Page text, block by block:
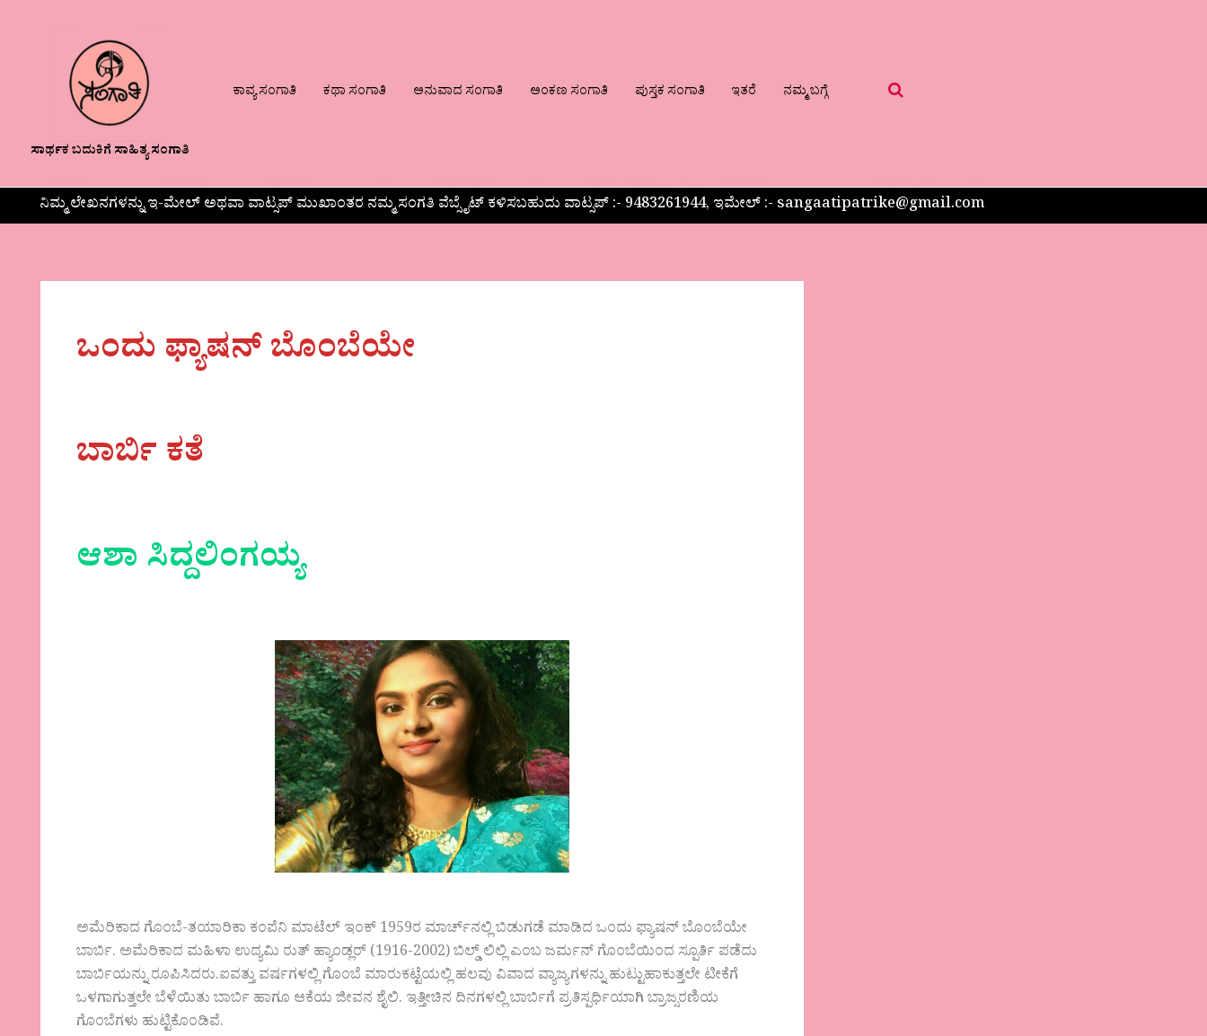
ಸಾರ್ಥಕ ಬದುಕಿಗೆ ಸಾಹಿತ್ಯ ಸಂಗಾತಿ
ಕಾವ್ಯ ಸಂಗಾತಿ ಕಥಾ ಸಂಗಾತಿ ಅನುವಾದ ಸಂಗಾತಿ ಅಂಕಣ ಸಂಗಾತಿ ಪುಸ್ತಕ ಸಂಗಾತಿ ಇತರೆ ನಮ್ಮ ಬಗ್ಗೆ
ನಿಮ್ಮ ಲೇಖನಗಳನ್ನು ಇ-ಮೇಲ್ ಅಥವಾ ವಾಟ್ಸಪ್ ಮುಖಾಂತರ ನಮ್ಮ ಸಂಗತಿ ವೆಬ್ಸೈಟ್ ಕಳಿಸಬಹುದು ವಾಟ್ಸಪ್‌ :- 9483261944, ಇಮೇಲ್ :- sangaatipatrike@gmail.com
ಒಂದು ಫ್ಯಾಷನ್ ಬೊಂಬೆಯೇ
ಬಾರ್ಬಿ ಕತೆ
ಆಶಾ ಸಿದ್ದಲಿಂಗಯ್ಯ
ಅಮೆರಿಕಾದ ಗೊಂಬೆ-ತಯಾರಿಕಾ ಕಂಪೆನಿ ಮಾಟೆಲ್ ಇಂಕ್ 1959ರ ಮಾರ್ಚ್‌ನಲ್ಲಿ ಬಿಡುಗಡೆ ಮಾಡಿದ ಒಂದು ಫ್ಯಾಷನ್ ಬೊಂಬೆಯೇ
ಬಾರ್ಬಿ. ಅಮೆರಿಕಾದ ಮಹಿಳಾ ಉದ್ಯಮಿ ರುತ್ ಹ್ಯಾಂಡ್ಲರ್ (1916-2002) ಬಿಲ್ಡ್ ಲಿಲ್ಲಿ ಎಂಬ ಜರ್ಮನ್‌ ಗೊಂಬೆಯಿಂದ ಸ್ಪೂರ್ತಿ ಪಡೆದು
ಬಾರ್ಬಿಯನ್ನು ರೂಪಿಸಿದರು.ಐವತ್ತು ವರ್ಷಗಳಲ್ಲಿ ಗೊಂಬೆ ಮಾರುಕಟ್ಟೆಯಲ್ಲಿ ಹಲವು ವಿವಾದ ವ್ಯಾಜ್ಯಗಳನ್ನು ಹುಟ್ಟುಹಾಕುತ್ತಲೇ ಟೀಕೆಗೆ
ಒಳಗಾಗುತ್ತಲೇ ಬೆಳೆಯಿತು ಬಾರ್ಬಿ ಹಾಗೂ ಆಕೆಯ ಜೀವನ ಶೈಲಿ. ಇತ್ತೀಚಿನ ದಿನಗಳಲ್ಲಿ ಬಾರ್ಬಿಗೆ ಪ್ರತಿಸ್ಪರ್ಧಿಯಾಗಿ ಬ್ರಾಜ್ಸರಣಿಯ
ಗೊಂಬೆಗಳು ಹುಟ್ಟಿಕೊಂಡಿವೆ.